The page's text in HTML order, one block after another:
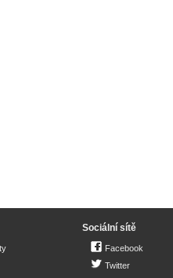
Sociální sítě
Facebook
Twitter